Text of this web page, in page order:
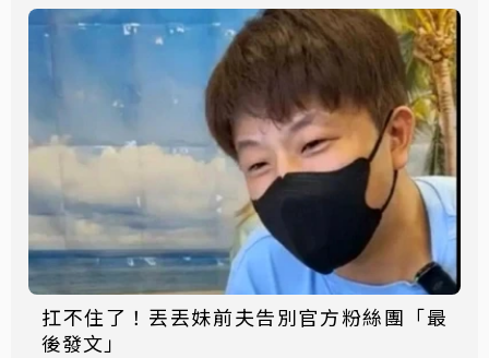
扛不住了！丟丟妹前夫告別官方粉絲團「最
後發文」